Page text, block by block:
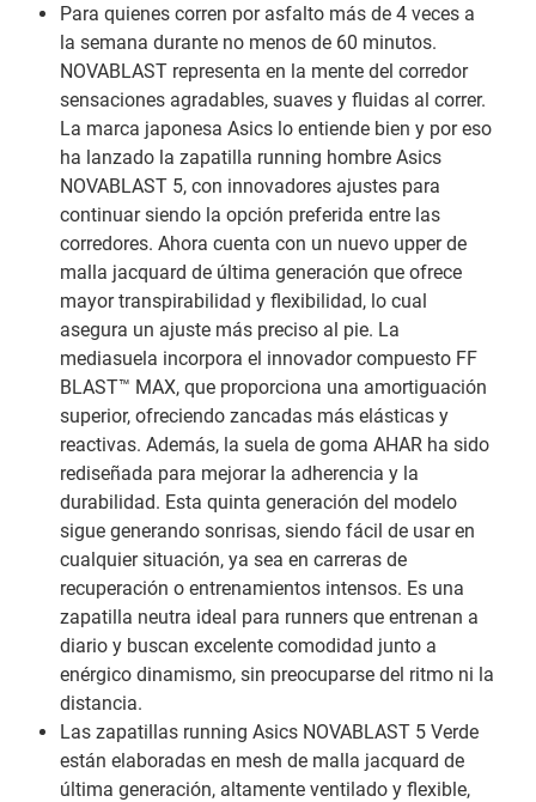
Para quienes corren por asfalto más de 4 veces a
la semana durante no menos de 60 minutos.
NOVABLAST representa en la mente del corredor
sensaciones agradables, suaves y fluidas al correr.
La marca japonesa Asics lo entiende bien y por eso
ha lanzado la zapatilla running hombre Asics
NOVABLAST 5, con innovadores ajustes para
continuar siendo la opción preferida entre las
corredores. Ahora cuenta con un nuevo upper de
malla jacquard de última generación que ofrece
mayor transpirabilidad y flexibilidad, lo cual
asegura un ajuste más preciso al pie. La
mediasuela incorpora el innovador compuesto FF
BLAST™ MAX, que proporciona una amortiguación
superior, ofreciendo zancadas más elásticas y
reactivas. Además, la suela de goma AHAR ha sido
rediseñada para mejorar la adherencia y la
durabilidad. Esta quinta generación del modelo
sigue generando sonrisas, siendo fácil de usar en
cualquier situación, ya sea en carreras de
recuperación o entrenamientos intensos. Es una
zapatilla neutra ideal para runners que entrenan a
diario y buscan excelente comodidad junto a
enérgico dinamismo, sin preocuparse del ritmo ni la
distancia.
Las zapatillas running Asics NOVABLAST 5 Verde
están elaboradas en mesh de malla jacquard de
última generación, altamente ventilado y flexible,